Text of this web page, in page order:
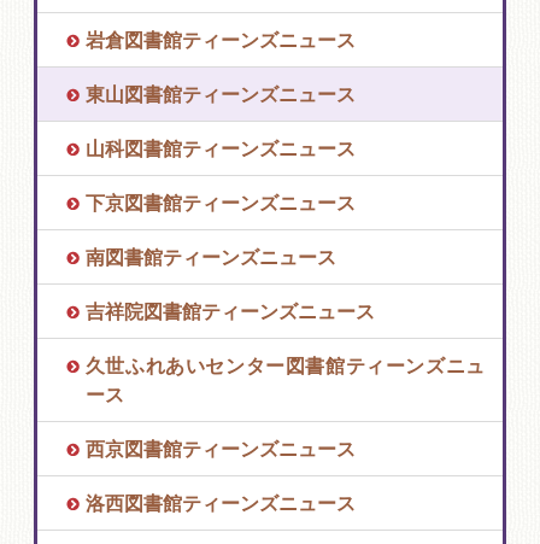
岩倉図書館ティーンズニュース
東山図書館ティーンズニュース
山科図書館ティーンズニュース
下京図書館ティーンズニュース
南図書館ティーンズニュース
吉祥院図書館ティーンズニュース
久世ふれあいセンター図書館ティーンズニュ
ース
西京図書館ティーンズニュース
洛西図書館ティーンズニュース